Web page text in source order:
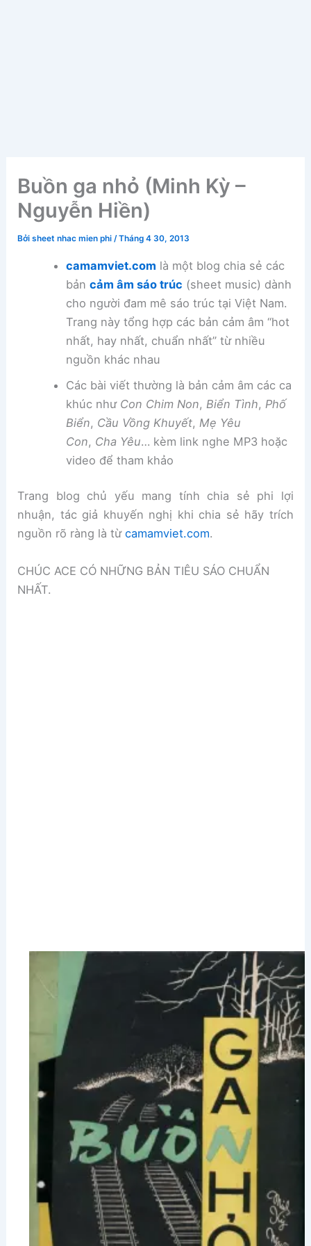
Buồn ga nhỏ (Minh Kỳ –
Nguyễn Hiền)
Bởisheet nhac mien phi/Tháng 4 30, 2013
camamviet.com là một blog chia sẻ các
bản cảm âm sáo trúc (sheet music) dành
cho người đam mê sáo trúc tại Việt Nam.
Trang này tổng hợp các bản cảm âm “hot
nhất, hay nhất, chuẩn nhất” từ nhiều
nguồn khác nhau
Các bài viết thường là bản cảm âm các ca
khúc như Con Chim Non, Biển Tình, Phố
Biển, Cầu Vồng Khuyết, Mẹ Yêu
Con, Cha Yêu… kèm link nghe MP3 hoặc
video để tham khảo
Trang blog chủ yếu mang tính chia sẻ phi lợi
nhuận, tác giả khuyến nghị khi chia sẻ hãy trích
nguồn rõ ràng là từcamamviet.com.
CHÚC ACE CÓ NHỮNG BẢN TIÊU SÁO CHUẨN
NHẤT.